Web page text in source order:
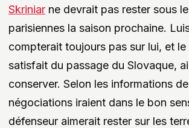
Skriniar ne devrait pas rester sous
parisiennes la saison prochaine.
compterait toujours pas sur lui, et le
satisfait du passage du Slovaque,
conserver. Selon les informations de
négociations iraient dans le bon
défenseur aimerait rester sur les